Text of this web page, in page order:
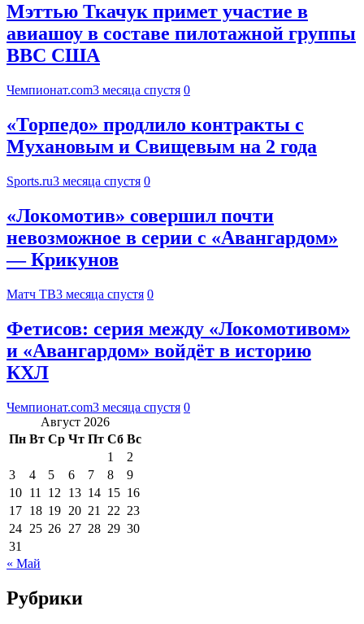
Мэттью Ткачук примет участие в
авиашоу в составе пилотажной группы
ВВС США
Чемпионат.com3 месяца спустя 0
«Торпедо» продлило контракты с
Мухановым и Свищевым на 2 года
Sports.ru3 месяца спустя 0
«Локомотив» совершил почти
невозможное в серии с «Авангардом»
— Крикунов
Матч ТВ3 месяца спустя 0
Фетисов: серия между «Локомотивом»
и «Авангардом» войдёт в историю
КХЛ
Чемпионат.com3 месяца спустя 0
Август 2026
Пн Вт Ср Чт Пт Сб Вс
1
2
3
4 5 6 7 8
9
10 11 12 13 14 15 16
17 18 19 20 21 22 23
24 25 26 27 28 29 30
31
« Май
Рубрики